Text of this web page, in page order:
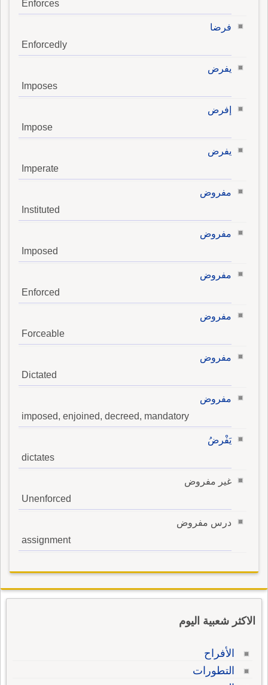
Enforces
فرضا
Enforcedly
يفرض
Imposes
إفرض
Impose
يفرض
Imperate
مفروض
Instituted
مفروض
Imposed
مفروض
Enforced
مفروض
Forceable
مفروض
Dictated
مفروض
imposed, enjoined, decreed, mandatory
يَفْرضُ
dictates
غير مفروض
Unenforced
درس مفروض
assignment
الاكثر شعبية اليوم
الأفراح
التطورات